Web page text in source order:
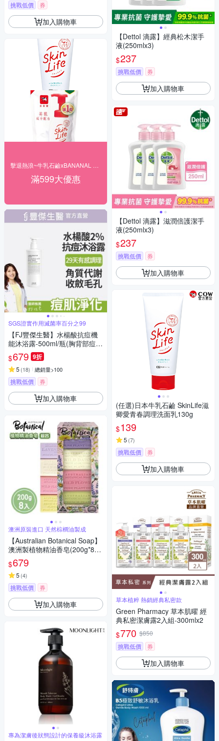
挑戰低價 券
加入購物車
滿599大優惠
SGS證實作用滅菌率百分之99
【FJ豐傑生醫】水楊酸抗痘機
能沐浴露-500ml/瓶(胸背部痘痘
沐浴乳ｘ收斂毛孔ｘ幫助角質
代謝抗菌)
$679 9折
5 (18) 總銷量>100
挑戰低價 券
加入購物車
澳洲原裝進口 天然棕櫚油製成
【Australian Botanical Soap】
澳洲製植物精油香皂(200g*8入/
盒)
$679
5 (4)
挑戰低價 券
加入購物車
專為潔膚後狀態設計的保養級沐浴露
【Dettol 滴露】經典松木潔手
液(250mlx3)
$237
挑戰低價 券
加入購物車
【Dettol 滴露】滋潤倍護潔手
液(250mlx3)
$237
挑戰低價 券
加入購物車
(任選)日本牛乳石鹼 SkinLife滋
卿愛青春調理洗面乳130g
$139
5 (7)
挑戰低價 券
加入購物車
草本植粹 熱銷經典私密款
Green Pharmacy 草本肌曜 經
典私密潔膚露2入組-300mlx2
$770 $850
挑戰低價
券
加入購物車